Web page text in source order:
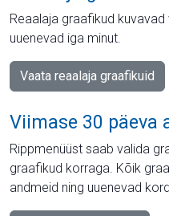
Reaalaja graafikud
uuenevad iga minut.
Vaata reaalaja graafikuid
Viimase 30 päeva
Rippmenüüst saab valida
graafikud korraga. Kõik
andmeid ning uuenevad